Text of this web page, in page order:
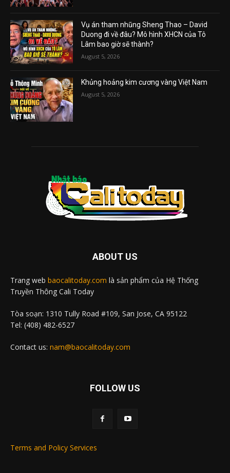
Vụ án tham nhũng Sheng Thao – David
Duong đi về đâu? Mô hình XHCN của Tô
Lâm bao giờ sẽ thành?
August 5, 2026
Khủng hoảng kim cương vàng Việt Nam
August 5, 2026
ABOUT US
Trang web baocalitoday.com là sản phẩm của Hệ Thống
Truyền Thông Cali Today
Tòa soạn: 1310 Tully Road #109, San Jose, CA 95122
Tel: (408) 482-6527
Contact us: nam@baocalitoday.com
FOLLOW US
Terms and Policy Services